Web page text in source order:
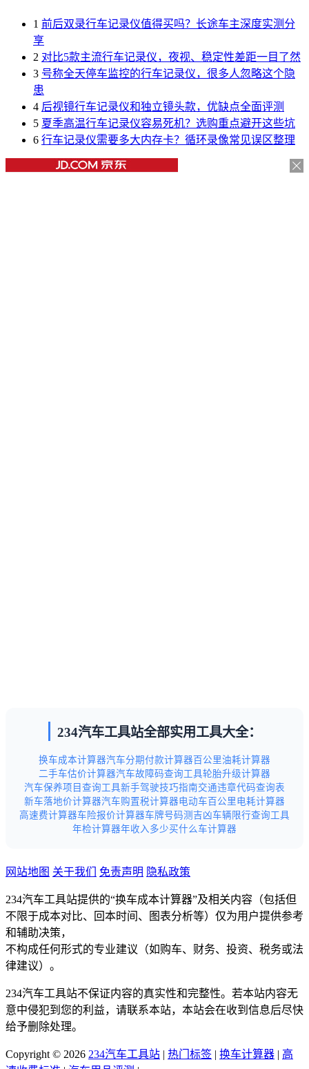
1 前后双录行车记录仪值得买吗？长途车主深度实测分
享
2 对比5款主流行车记录仪，夜视、稳定性差距一目了然
3 号称全天停车监控的行车记录仪，很多人忽略这个隐
患
4 后视镜行车记录仪和独立镜头款，优缺点全面评测
5 夏季高温行车记录仪容易死机？选购重点避开这些坑
6 行车记录仪需要多大内存卡？循环录像常见误区整理
234汽车工具站全部实用工具大全：
换车成本计算器汽车分期付款计算器百公里油耗计算器
二手车估价计算器汽车故障码查询工具轮胎升级计算器
汽车保养项目查询工具新手驾驶技巧指南交通违章代码查询表
新车落地价计算器汽车购置税计算器电动车百公里电耗计算器
高速费计算器车险报价计算器车牌号码测吉凶车辆限行查询工具
年检计算器年收入多少买什么车计算器
网站地图 关于我们 免责声明 隐私政策
234汽车工具站提供的“换车成本计算器”及相关内容（包括但
不限于成本对比、回本时间、图表分析等）仅为用户提供参考
和辅助决策，
不构成任何形式的专业建议（如购车、财务、投资、税务或法
律建议）。
234汽车工具站不保证内容的真实性和完整性。若本站内容无
意中侵犯到您的利益，请联系本站，本站会在收到信息后尽快
给予删除处理。
Copyright © 2026 234汽车工具站 | 热门标签 | 换车计算器 | 高